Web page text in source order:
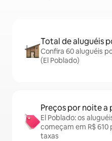
Total de aluguéis
Confira 60 aluguéis
(El Poblado)
Preços por noite a
El Poblado: os
começam em R$
taxas